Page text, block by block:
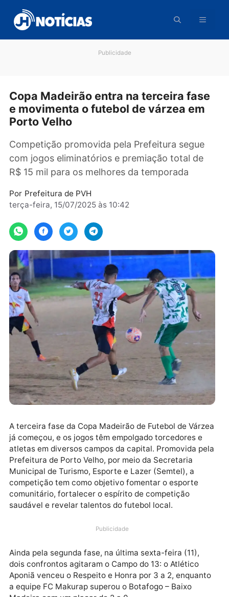
para
conteúdo
Copa Madeirão entra na terceira
e movimenta o futebol de várzea em
Competição promovida pela Prefeitura segue
com jogos eliminatórios e premiação total de
R$ 15 mil para os melhores da temporada
terça-feira, 15/07/2025 às 10:42
A terceira fase da Copa Madeirão de Futebol de
já começou, e os jogos têm empolgado torcedores e
atletas em diversos campos da capital. Promovida
Prefeitura de Porto Velho, por meio da Secretaria
comunitário, fortalecer o espírito de competição
saudável e revelar talentos do futebol local.
Publicidade